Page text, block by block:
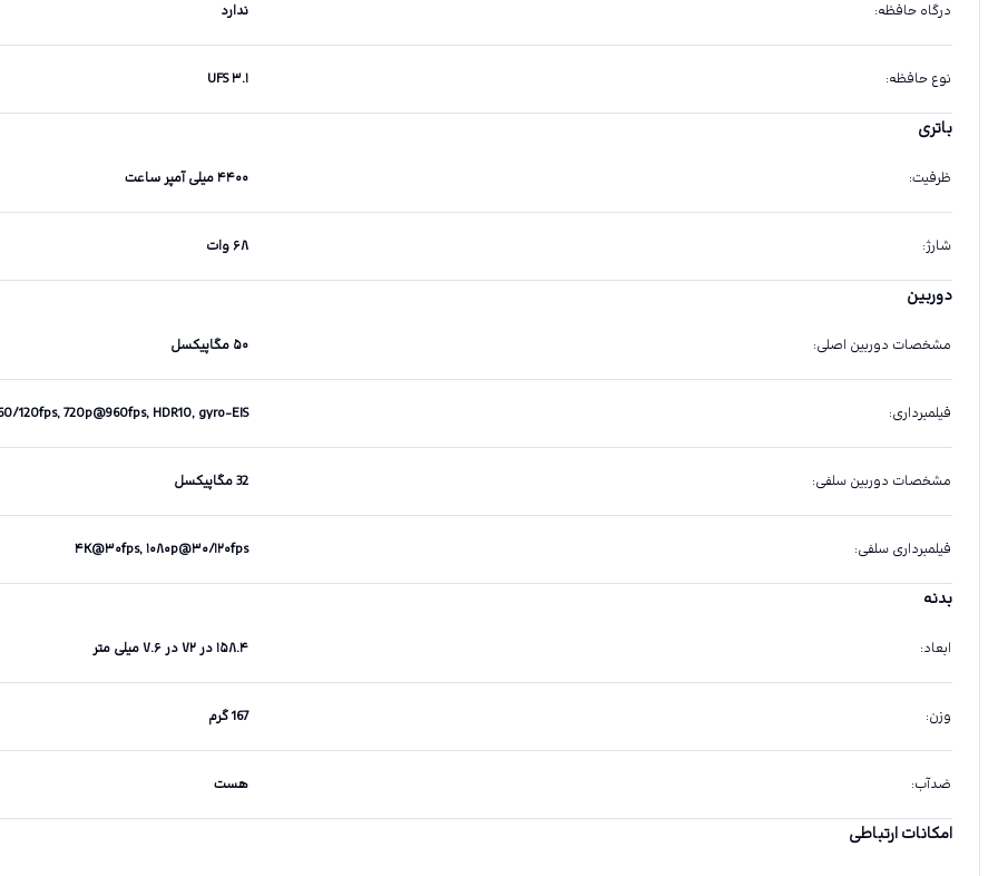
درگاه حافظه: ندارد
نوع حافظه: UFS ۳.۱
باتری
ظرفیت: ۴۴۰۰ میلی آمپر ساعت
شارژ: ۶۸ وات
دوربین
مشخصات دوربین اصلی: ۵۰ مگاپیکسل
فیلمبرداری:
120fps, 720p@960fps, HDR10, gyro-EIS
مشخصات دوربین سلفی: 32 مگاپیکسل
فیلمبرداری سلفی: ۴K@۳۰fps, ۱۰۸۰p@۳۰/۱۲۰fps
بدنه
ابعاد: ۱۵۸.۴ در ۷۲ در ۷.۶ میلی متر
وزن: 167 گرم
ضدآب: هست
امکانات ارتباطی